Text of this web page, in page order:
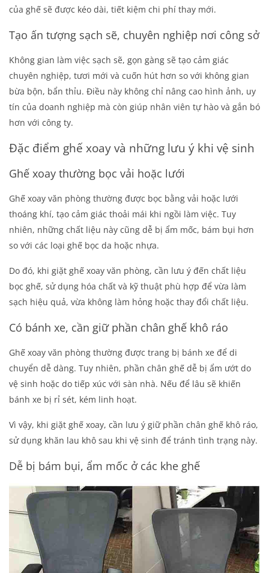
của ghế sẽ được kéo dài, tiết kiệm chi phí thay mới.
Tạo ấn tượng sạch sẽ, chuyên nghiệp nơi công sở
Không gian làm việc sạch sẽ, gọn gàng sẽ tạo cảm giác
chuyên nghiệp, tươi mới và cuốn hút hơn so với không gian
bừa bộn, bẩn thỉu. Điều này không chỉ nâng cao hình ảnh, uy
tín của doanh nghiệp mà còn giúp nhân viên tự hào và gắn bó
hơn với công ty.
Đặc điểm ghế xoay và những lưu ý khi vệ sinh
Ghế xoay thường bọc vải hoặc lưới
Ghế xoay văn phòng thường được bọc bằng vải hoặc lưới
thoáng khí, tạo cảm giác thoải mái khi ngồi làm việc. Tuy
nhiên, những chất liệu này cũng dễ bị ẩm mốc, bám bụi hơn
so với các loại ghế bọc da hoặc nhựa.
Do đó, khi giặt ghế xoay văn phòng, cần lưu ý đến chất liệu
bọc ghế, sử dụng hóa chất và kỹ thuật phù hợp để vừa làm
sạch hiệu quả, vừa không làm hỏng hoặc thay đổi chất liệu.
Có bánh xe, cần giữ phần chân ghế khô ráo
Ghế xoay văn phòng thường được trang bị bánh xe để di
chuyển dễ dàng. Tuy nhiên, phần chân ghế dễ bị ẩm ướt do
vệ sinh hoặc do tiếp xúc với sàn nhà. Nếu để lâu sẽ khiến
bánh xe bị rỉ sét, kém linh hoạt.
Vì vậy, khi giặt ghế xoay, cần lưu ý giữ phần chân ghế khô ráo,
sử dụng khăn lau khô sau khi vệ sinh để tránh tình trạng này.
Dễ bị bám bụi, ẩm mốc ở các khe ghế